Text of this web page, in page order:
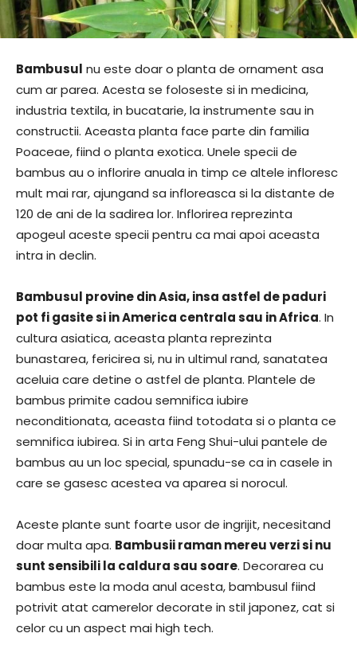
Bambusul nu este doar o planta de ornament asa
cum ar parea. Acesta se foloseste si in medicina,
industria textila, in bucatarie, la instrumente sau in
constructii. Aceasta planta face parte din familia
Poaceae, fiind o planta exotica. Unele specii de
bambus au o inflorire anuala in timp ce altele infloresc
mult mai rar, ajungand sa infloreasca si la distante de
120 de ani de la sadirea lor. Inflorirea reprezinta
apogeul aceste specii pentru ca mai apoi aceasta
intra in declin.
Bambusul provine din Asia, insa astfel de paduri
pot fi gasite si in America centrala sau in Africa. In
cultura asiatica, aceasta planta reprezinta
bunastarea, fericirea si, nu in ultimul rand, sanatatea
aceluia care detine o astfel de planta. Plantele de
bambus primite cadou semnifica iubire
neconditionata, aceasta fiind totodata si o planta ce
semnifica iubirea. Si in arta Feng Shui-ului pantele de
bambus au un loc special, spunadu-se ca in casele in
care se gasesc acestea va aparea si norocul.
Aceste plante sunt foarte usor de ingrijit, necesitand
doar multa apa. Bambusii raman mereu verzi si nu
sunt sensibili la caldura sau soare. Decorarea cu
bambus este la moda anul acesta, bambusul fiind
potrivit atat camerelor decorate in stil japonez, cat si
celor cu un aspect mai high tech.